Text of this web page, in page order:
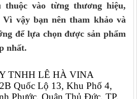
thuộc vào từng thương hiệu,
vậy bạn nên tham khảo và
để lựa chọn được sản phẩm
nhất.
TNHH LÊ HÀ VINA
Quốc Lộ 13, Khu Phố 4,